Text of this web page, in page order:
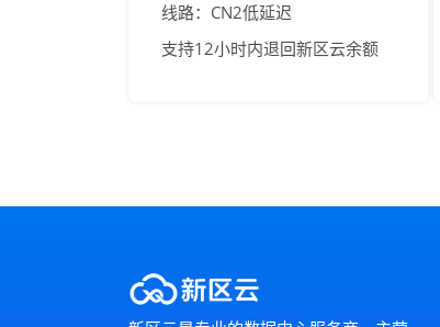
线路：CN2低延迟
支持12小时内退回新区云余额